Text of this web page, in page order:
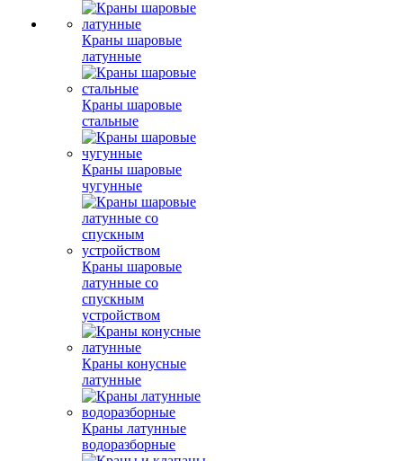
Краны шаровые
латунные
Краны шаровые
стальные
Краны шаровые
чугунные
Краны шаровые
латунные со
спускным
устройством
Краны конусные
латунные
Краны латунные
водоразборные